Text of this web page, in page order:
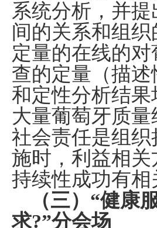
系统分析，并
间的关系和组
定量的在线的
查的定量（描
和定性分析结
大量葡萄牙质
社会责任是组
施时，利益相
持续性成功有相
（三）“健
求?”分会场